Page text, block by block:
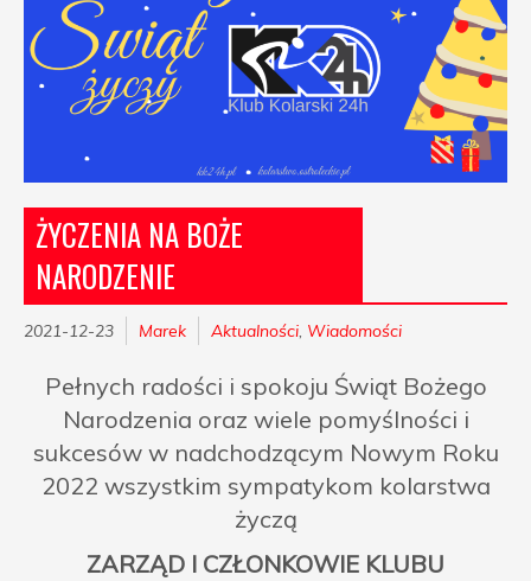
ŻYCZENIA NA BOŻE
NARODZENIE
2021-12-23 Marek Aktualności, Wiadomości
Pełnych radości i spokoju Świąt Bożego
Narodzenia oraz wiele pomyślności i
sukcesów w nadchodzącym Nowym Roku
2022 wszystkim sympatykom kolarstwa
życzą
ZARZĄD I CZŁONKOWIE KLUBU